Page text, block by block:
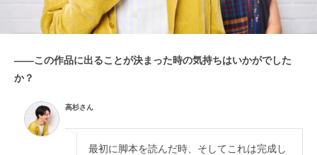
——この作品に出ることが決まった時の気持ちはいかがでした
か？
高杉さん
最初に脚本を読んだ時、そしてこれは完成し